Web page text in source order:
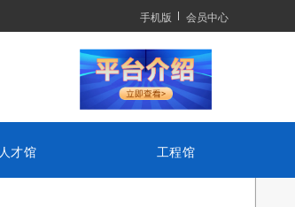
手机版 会员中心
人才馆 工程馆